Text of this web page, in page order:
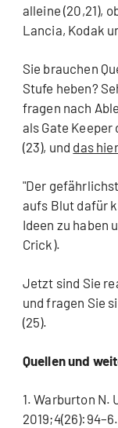
alleine (20,21),
Lancia, Kodak
Sie brauchen
Stufe heben?
fragen nach
als Gate
(23), und das hier
"Der
aufs Blut dafür
Ideen zu haben
Crick).
Jetzt sind Sie
und fragen Sie
(25).
Quellen und
1. Warburton N.
2019;4(26):94–6.